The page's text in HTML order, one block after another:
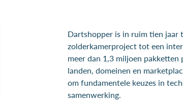
Dartshopper is in ruim tien jaar
zolderkamerproject tot een
meer dan 1,3 miljoen
landen, domeinen en
om fundamentele keuzes in
samenwerking.